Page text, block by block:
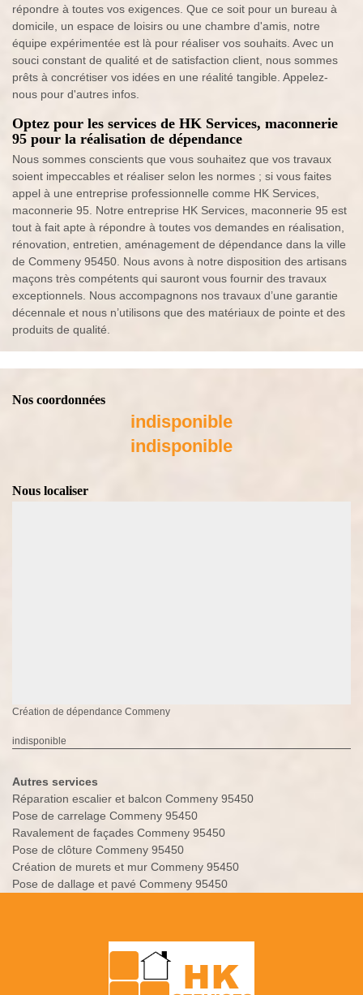
répondre à toutes vos exigences. Que ce soit pour un bureau à
domicile, un espace de loisirs ou une chambre d'amis, notre
équipe expérimentée est là pour réaliser vos souhaits. Avec un
souci constant de qualité et de satisfaction client, nous sommes
prêts à concrétiser vos idées en une réalité tangible. Appelez-
nous pour d'autres infos.
Optez pour les services de HK Services, maconnerie
95 pour la réalisation de dépendance
Nous sommes conscients que vous souhaitez que vos travaux
soient impeccables et réaliser selon les normes ; si vous faites
appel à une entreprise professionnelle comme HK Services,
maconnerie 95. Notre entreprise HK Services, maconnerie 95 est
tout à fait apte à répondre à toutes vos demandes en réalisation,
rénovation, entretien, aménagement de dépendance dans la ville
de Commeny 95450. Nous avons à notre disposition des artisans
maçons très compétents qui sauront vous fournir des travaux
exceptionnels. Nous accompagnons nos travaux d’une garantie
décennale et nous n’utilisons que des matériaux de pointe et des
produits de qualité.
Nos coordonnées
indisponible
indisponible
Nous localiser
Création de dépendance Commeny
indisponible
Autres services
Réparation escalier et balcon Commeny 95450
Pose de carrelage Commeny 95450
Ravalement de façades Commeny 95450
Pose de clôture Commeny 95450
Création de murets et mur Commeny 95450
Pose de dallage et pavé Commeny 95450